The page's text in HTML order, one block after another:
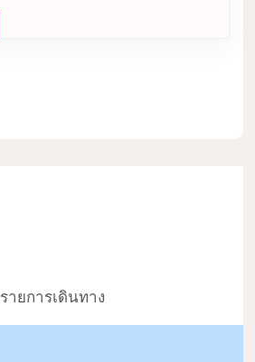
รายการเดินทาง